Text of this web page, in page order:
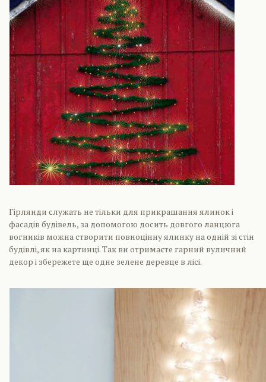
Гірлянди служать не тільки для прикрашання ялинок і
фасадів будівель, за допомогою досить довгого ланцюга
вогників можна створити повноцінну ялинку на одній зі стін
будівлі, як на картинці. Так ви отримаєте гарний вуличний
декор і збережете ще одне зелене деревце в лісі.